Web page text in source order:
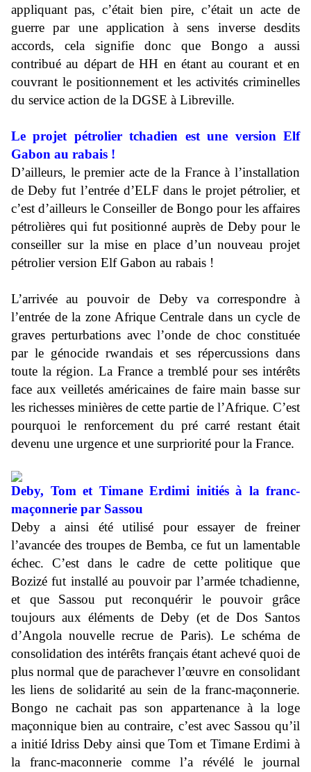
appliquant pas, c’était bien pire, c’était un acte de
guerre par une application à sens inverse desdits
accords, cela signifie donc que Bongo a aussi
contribué au départ de HH en étant au courant et en
couvrant le positionnement et les activités criminelles
du service action de la DGSE à Libreville.
Le projet pétrolier tchadien est une version Elf
Gabon au rabais !
D’ailleurs, le premier acte de la France à l’installation
de Deby fut l’entrée d’ELF dans le projet pétrolier, et
c’est d’ailleurs le Conseiller de Bongo pour les affaires
pétrolières qui fut positionné auprès de Deby pour le
conseiller sur la mise en place d’un nouveau projet
pétrolier version Elf Gabon au rabais !
L’arrivée au pouvoir de Deby va correspondre à
l’entrée de la zone Afrique Centrale dans un cycle de
graves perturbations avec l’onde de choc constituée
par le génocide rwandais et ses répercussions dans
toute la région. La France a tremblé pour ses intérêts
face aux veilletés américaines de faire main basse sur
les richesses minières de cette partie de l’Afrique. C’est
pourquoi le renforcement du pré carré restant était
devenu une urgence et une surpriorité pour la France.
Deby, Tom et Timane Erdimi initiés à la franc-
maçonnerie par Sassou
Deby a ainsi été utilisé pour essayer de freiner
l’avancée des troupes de Bemba, ce fut un lamentable
échec. C’est dans le cadre de cette politique que
Bozizé fut installé au pouvoir par l’armée tchadienne,
et que Sassou put reconquérir le pouvoir grâce
toujours aux éléments de Deby (et de Dos Santos
d’Angola nouvelle recrue de Paris). Le schéma de
consolidation des intérêts français étant achevé quoi de
plus normal que de parachever l’œuvre en consolidant
les liens de solidarité au sein de la franc-maçonnerie.
Bongo ne cachait pas son appartenance à la loge
maçonnique bien au contraire, c’est avec Sassou qu’il
a initié Idriss Deby ainsi que Tom et Timane Erdimi à
la franc-maconnerie comme l’a révélé le journal